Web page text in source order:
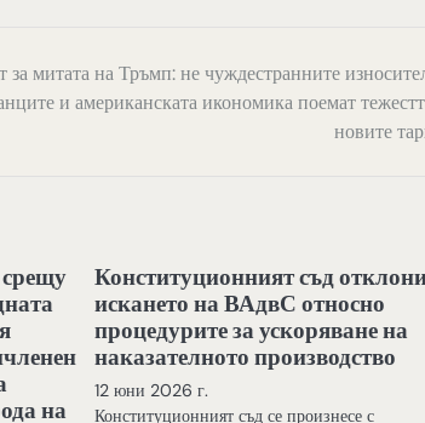
за митата на Тръмп: не чуждестранните
и американската икономика поемат
новите
на
Конституционният съд
искането на ВАдвС относно
процедурите за ускоряване на
наказателното производство
12 юни 2026 г.
Конституционният съд се произнесе с